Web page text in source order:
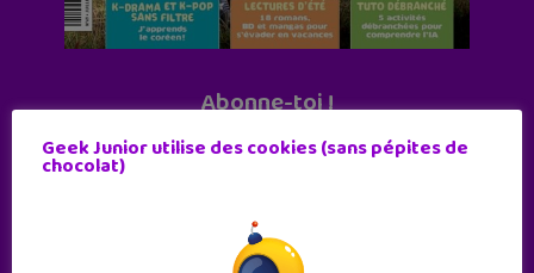
Abonne-toi !
11 numéros par an
Geek Junior utilise des cookies (sans pépites de
chocolat)